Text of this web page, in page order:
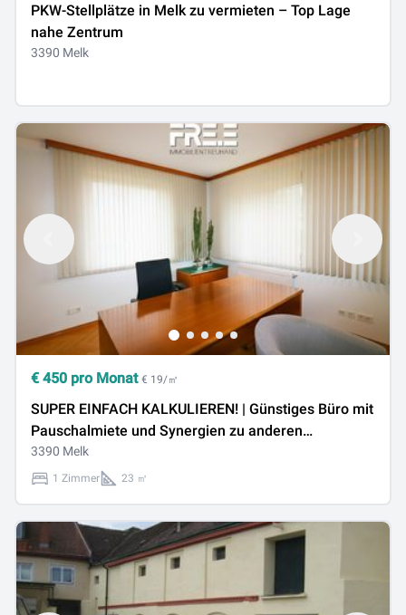
PKW-Stellplätze in Melk zu vermieten – Top Lage
nahe Zentrum
3390 Melk
€ 450 pro Monat € 19/㎡
SUPER EINFACH KALKULIEREN! | Günstiges Büro mit
Pauschalmiete und Synergien zu anderen
Unternehmen
3390 Melk
1 Zimmer 23 ㎡